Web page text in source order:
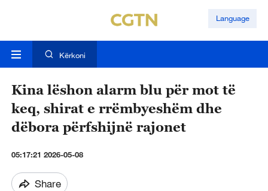
Language
Kërkoni
Kina lëshon alarm blu për mot të
keq, shirat e rrëmbyeshëm dhe
dëbora përfshijnë rajonet
05:17:21 2026-05-08
Share